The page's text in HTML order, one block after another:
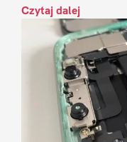
Czytaj dalej